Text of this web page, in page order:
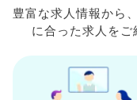
豊富な求人情報から、
に合った求人を ご